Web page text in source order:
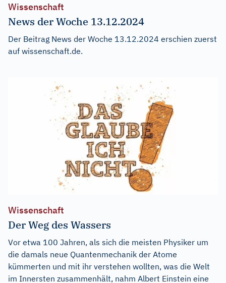
Wissenschaft
News der Woche 13.12.2024
Der Beitrag News der Woche 13.12.2024 erschien zuerst
auf wissenschaft.de.
Wissenschaft
Der Weg des Wassers
Vor etwa 100 Jahren, als sich die meisten Physiker um
die damals neue Quantenmechanik der Atome
kümmerten und mit ihr verstehen wollten, was die Welt
im Innersten zusammenhält, nahm Albert Einstein eine